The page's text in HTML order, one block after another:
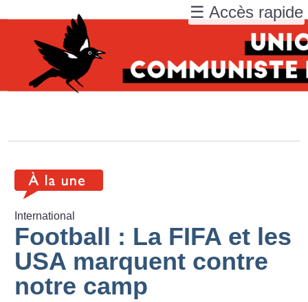
International
Football : La FIFA et les
USA marquent contre
notre camp
☰ Accès rapide